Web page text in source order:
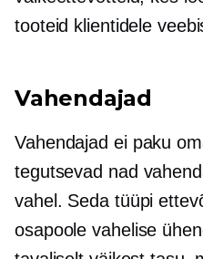
tooteid klientidele
Vahendajad
Vahendajad ei paku
tegutsevad nad
vahel. Seda tüüpi
osapoole vahelise